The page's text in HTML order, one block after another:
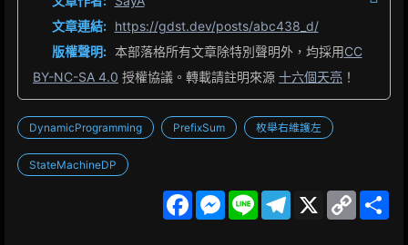
文章連結: https://gdst.dev/posts/abc438_d/
版權聲明: 本部落格所有文章除特別聲明外，均採用CC
BY-NC-SA 4.0 授權協議。轉載請註明來源 十六個天亮 ！
DynamicProgramming PrefixSum 枚舉右維護左
StateMachineDP
F
M
L
X
C